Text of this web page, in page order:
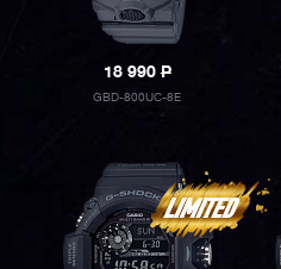
18 990P
GBD-800UC-8E